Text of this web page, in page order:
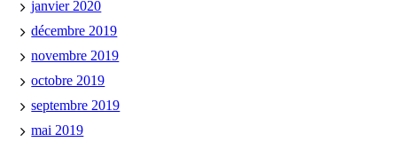
janvier 2020
décembre 2019
novembre 2019
octobre 2019
septembre 2019
mai 2019